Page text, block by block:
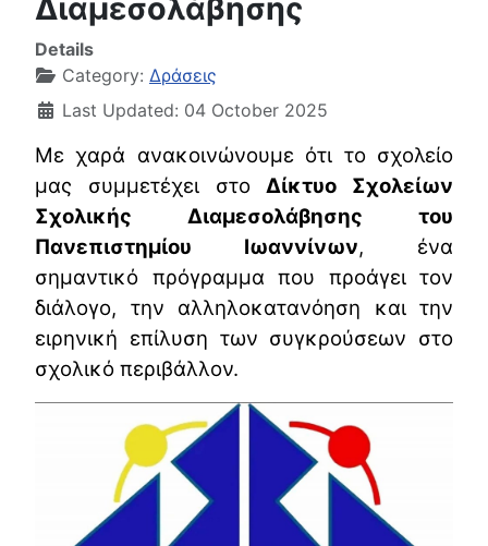
Διαμεσολάβησης
Details
Category: Δράσεις
Last Updated: 04 October 2025
Με χαρά ανακοινώνουμε ότι το σχολείο
μας συμμετέχει στοΔίκτυο Σχολείων
Σχολικής Διαμεσολάβησης του
Πανεπιστημίου Ιωαννίνων, ένα
σημαντικό πρόγραμμα που προάγει τον
διάλογο, την αλληλοκατανόηση και την
ειρηνική επίλυση των συγκρούσεων στο
σχολικό περιβάλλον.